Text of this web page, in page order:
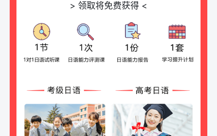
> 领取将免费获得 <